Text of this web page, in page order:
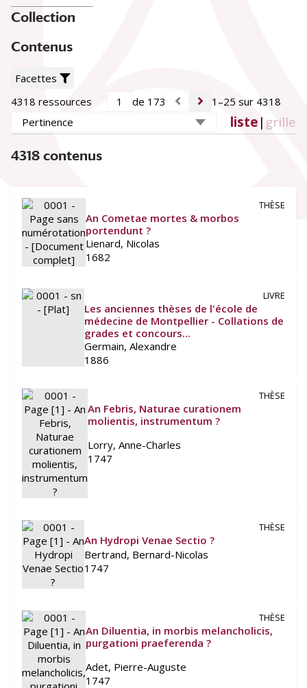
Collection
Contenus
Siècle
16e siècle(312)
18e siècle(2193)
Université Paris Cité. BIU Santé Médecine (4318)
Facettes
4318 ressources
de 173 1–25 sur 4318
liste | grille
4318 contenus
THÈSE
An Cometae mortes & morbos
portendunt ?
Lienard, Nicolas
1682
LIVRE
Les anciennes thèses de l'école de
médecine de Montpellier - Collations de
grades et concours...
Germain, Alexandre
1886
THÈSE
An Febris, Naturae curationem
molientis, instrumentum ?
Lorry, Anne-Charles
1747
THÈSE
An Hydropi Venae Sectio ?
Bertrand, Bernard-Nicolas
1747
THÈSE
An Diluentia, in morbis melancholicis,
purgationi praeferenda ?
Adet, Pierre-Auguste
1747